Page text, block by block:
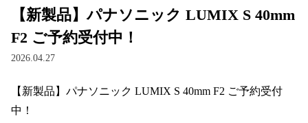
【新製品】パナソニック LUMIX S 40mm
F2 ご予約受付中！
2026.04.27
【新製品】パナソニック LUMIX S 40mm F2 ご予約受付
中！